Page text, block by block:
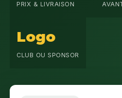
PRIX & LIVRAISON
Logo
CLUB OU SPONSOR